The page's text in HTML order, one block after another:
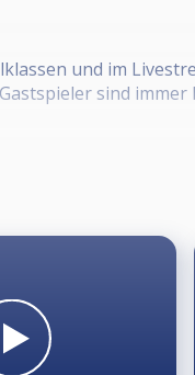
und im
sind
oder eine E-